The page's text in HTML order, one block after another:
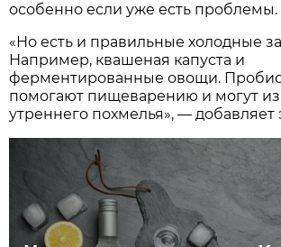
особенно если уже есть проблемы.
«Но есть и правильные холодные
Например, квашеная капуста и
ферментированные овощи.
помогают пищеварению и могут
утреннего похмелья», — добавляет